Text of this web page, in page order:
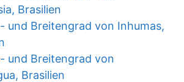
Brasilien
und Breitengrad von Inhumas,
und Breitengrad von
Brasilien